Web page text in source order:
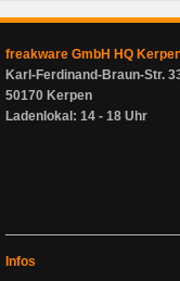
freakware GmbH HQ
Karl-Ferdinand-Braun-Str.
50170 Kerpen
Ladenlokal: 14 - 18 Uhr
Infos